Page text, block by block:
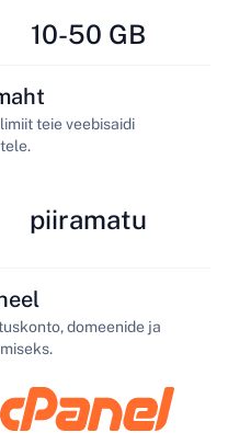
10-50 GB
teie veebisaidi
piiramatu
domeenide ja